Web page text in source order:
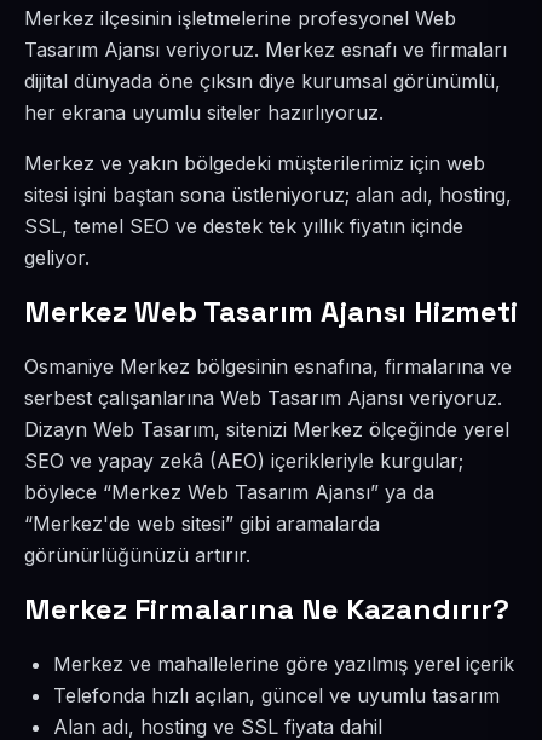
Merkez ilçesinin işletmelerine profesyonel Web
Tasarım Ajansı veriyoruz. Merkez esnafı ve firmaları
dijital dünyada öne çıksın diye kurumsal görünümlü,
her ekrana uyumlu siteler hazırlıyoruz.
Merkez ve yakın bölgedeki müşterilerimiz için web
sitesi işini baştan sona üstleniyoruz; alan adı, hosting,
SSL, temel SEO ve destek tek yıllık fiyatın içinde
geliyor.
Merkez Web Tasarım Ajansı Hizmeti
Osmaniye Merkez bölgesinin esnafına, firmalarına ve
serbest çalışanlarına Web Tasarım Ajansı veriyoruz.
Dizayn Web Tasarım, sitenizi Merkez ölçeğinde yerel
SEO ve yapay zekâ (AEO) içerikleriyle kurgular;
böylece “Merkez Web Tasarım Ajansı” ya da
“Merkez'de web sitesi” gibi aramalarda
görünürlüğünüzü artırır.
Merkez Firmalarına Ne Kazandırır?
Merkez ve mahallelerine göre yazılmış yerel içerik
Telefonda hızlı açılan, güncel ve uyumlu tasarım
Alan adı, hosting ve SSL fiyata dahil